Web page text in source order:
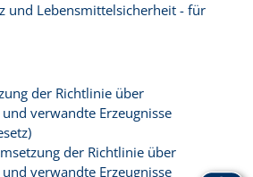
und Lebensmittelsicherheit - für
der Richtlinie über
verwandte Erzeugnisse
der Richtlinie über
verwandte Erzeugnisse